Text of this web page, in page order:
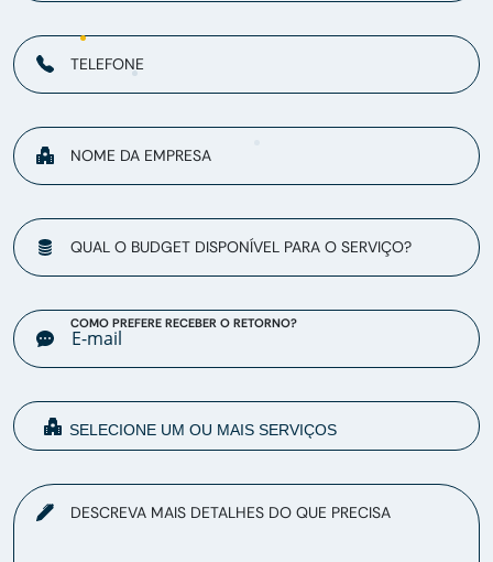
TELEFONE
NOME DA EMPRESA
QUAL O BUDGET DISPONÍVEL PARA O SERVIÇO?
COMO PREFERE RECEBER O RETORNO?
DESCREVA MAIS DETALHES DO QUE PRECISA